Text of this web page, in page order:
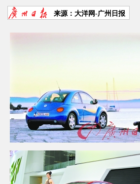
来源：大洋网-广州日报